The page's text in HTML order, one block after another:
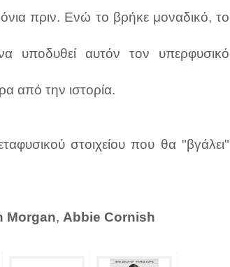
πριν. Ενώ το βρήκε μοναδικό, το
υποδυθεί αυτόν τον υπερφυσικό
από την ιστορία.
στοιχείου που θα "βγάλει"
Morgan, Abbie Cornish